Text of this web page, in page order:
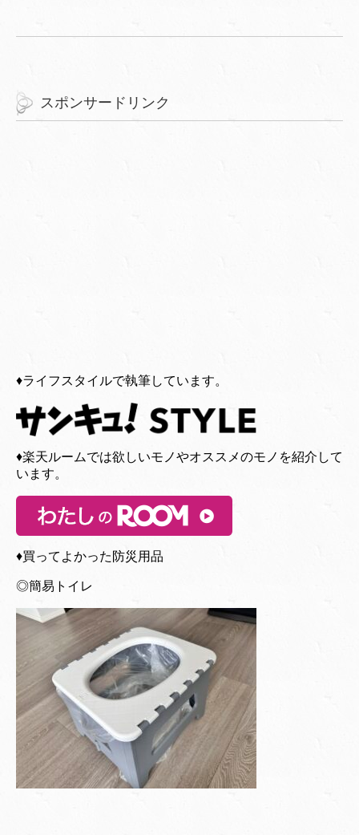
スポンサードリンク
♦︎ライフスタイルで執筆しています。
♦︎楽天ルームでは欲しいモノやオススメのモノを紹介して
います。
♦︎買ってよかった防災用品
◎簡易トイレ